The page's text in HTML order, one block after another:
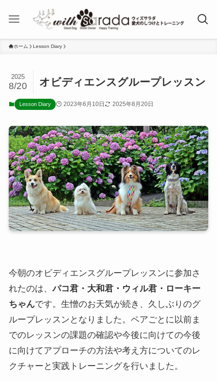
ホーム Lesson Diary
オビディエンスグループレッスン
2025
8/20
Lesson Diary 2023年6月10日 2025年8月20日
今朝のオビディエンスグループレッスンに参加さ
れたのは、パコ君・大和君・ウィル君・ローキー
ちゃんです。生憎のお天気が続き、久しぶりのグ
ループレッスンとなりました。ペアごとに以前ま
でのレッスンの課題の確認や今後に向けての今後
に向けてアプローチの方法や考え方についてのレ
クチャーと実践トレーニングを行いました。